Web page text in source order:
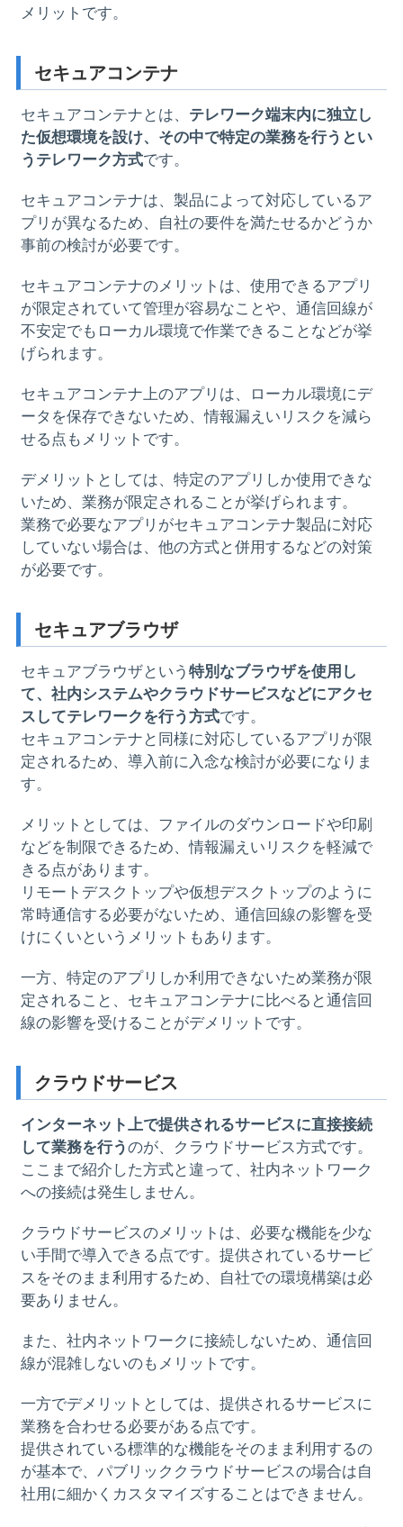
メリットです。
セキュアコンテナ
セキュアコンテナとは、 テレワーク端末内に独立し
た仮想環境を設け、その中で特定の業務を行うとい
うテレワーク方式です。
セキュアコンテナは、製品によって対応しているア
プリが異なるため、自社の要件を満たせるかどうか
事前の検討が必要です。
セキュアコンテナのメリットは、使用できるアプリ
が限定されていて管理が容易なことや、通信回線が
不安定でもローカル環境で作業できることなどが挙
げられます。
セキュアコンテナ上のアプリは、ローカル環境にデ
ータを保存できないため、情報漏えいリスクを減ら
せる点もメリットです。
デメリットとしては、特定のアプリしか使用できな
いため、業務が限定されることが挙げられます。
業務で必要なアプリがセキュアコンテナ製品に対応
していない場合は、他の方式と併用するなどの対策
が必要です。
セキュアブラウザ
セキュアブラウザという 特別なブラウザを使用し
て、社内システムやクラウドサービスなどにアクセ
スしてテレワークを行う方式です。
セキュアコンテナと同様に対応しているアプリが限
定されるため、導入前に入念な検討が必要になりま
す。
メリットとしては、ファイルのダウンロードや印刷
などを制限できるため、情報漏えいリスクを軽減で
きる点があります。
リモートデスクトップや仮想デスクトップのように
常時通信する必要がないため、通信回線の影響を受
けにくいというメリットもあります。
一方、特定のアプリしか利用できないため業務が限
定されること、セキュアコンテナに比べると通信回
線の影響を受けることがデメリットです。
クラウドサービス
インターネット上で提供されるサービスに直接接続
して業務を行うのが、クラウドサービス方式です。
ここまで紹介した方式と違って、社内ネットワーク
への接続は発生しません。
クラウドサービスのメリットは、必要な機能を少な
い手間で導入できる点です。提供されているサービ
スをそのまま利用するため、自社での環境構築は必
要ありません。
また、社内ネットワークに接続しないため、通信回
線が混雑しないのもメリットです。
一方でデメリットとしては、提供されるサービスに
業務を合わせる必要がある点です。
提供されている標準的な機能をそのまま利用するの
が基本で、パブリッククラウドサービスの場合は自
社用に細かくカスタマイズすることはできません。